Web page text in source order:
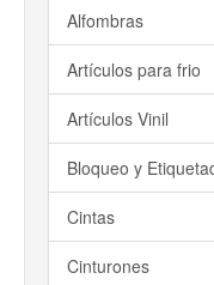
Alfombras
Artículos para frio
Artículos Vinil
Bloqueo y
Cintas
Cinturones